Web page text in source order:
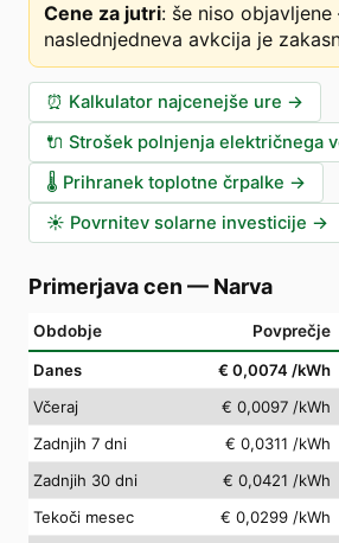
Cene za jutri: še niso
naslednjedneva avkcija je
⏰ Kalkulator najcenejše ure →
🔌 Strošek polnjenja električnega
🌡️ Prihranek toplotne črpalke →
☀️ Povrnitev solarne investicije →
Primerjava cen — Narva
Obdobje Povprečje
Danes € 0,0074 /kWh
Včeraj
€ 0,0097 /kWh
Zadnjih 7 dni
€ 0,0311 /kWh
Zadnjih 30 dni
€ 0,0421 /kWh
Tekoči mesec
€ 0,0299 /kWh